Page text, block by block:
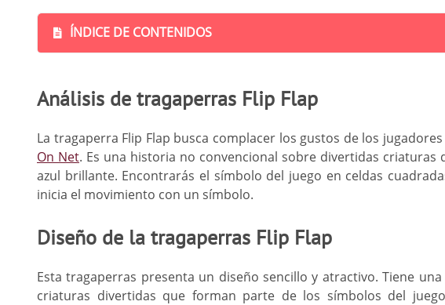
ÍNDICE DE CONTENIDOS
Análisis de tragaperras Flip Flap
La tragaperra Flip Flap busca complacer los gustos de los
On Net. Es una historia no convencional sobre divertidas
azul brillante. Encontrarás el símbolo del juego en celdas
inicia el movimiento con un símbolo.
Diseño de la tragaperras Flip Flap
Esta tragaperras presenta un diseño sencillo y atractivo. Tiene
criaturas divertidas que forman parte de los símbolos del